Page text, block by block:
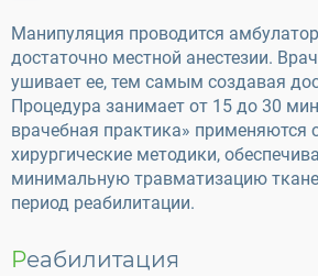
Манипуляция проводится
достаточно местной анестезии.
ушивает ее, тем самым создавая
Процедура занимает от 15 до 30
врачебная практика» применяются
хирургические методики,
минимальную травматизацию
период реабилитации.
Реабилитация